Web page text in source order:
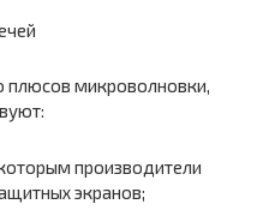
плюсов микроволновки,
производители
экранов;